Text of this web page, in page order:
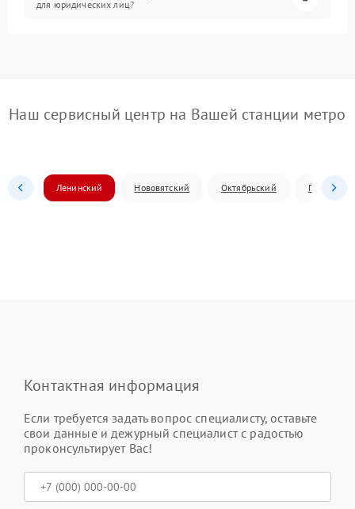
для юридических лиц?
Наш сервисный центр на Вашей станции метро
Ленинский Нововятский Октябрьский
Контактная информация
Если требуется задать вопрос специалисту, оставьте
свои данные и дежурный специалист с радостью
проконсультирует Вас!